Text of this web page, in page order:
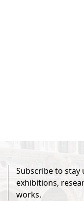
Subscribe to stay
exhibitions,
works.